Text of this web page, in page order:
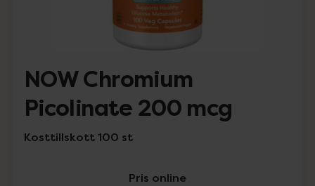
NOW Chromium
Picolinate 200 mcg
Kosttillskott 100 st
Pris online